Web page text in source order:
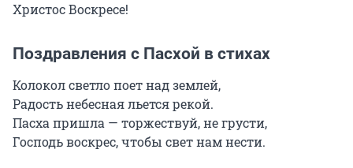
Христос Воскресе!
Поздравления с Пасхой в стихах
Колокол светло поет над землей,
Радость небесная льется рекой.
Пасха пришла — торжествуй, не грусти,
Господь воскрес, чтобы свет нам нести.